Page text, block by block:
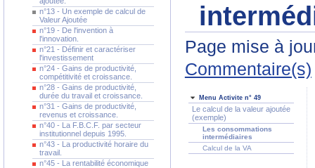
n°13 - Un exemple de calcul de
Valeur Ajoutée
n°19 - De l'invention à
l'innovation.
n°21 - Définir et caractériser
l'investissement
n°24 - Gains de productivité,
compétitivité et croissance.
n°28 - Gains de productivité,
durée du travail et croissance.
n°31 - Gains de productivité,
revenus et croissance.
n°40 - La F.B.C.F. par secteur
institutionnel depuis 1995.
n°43 - La productivité horaire du
travail.
n°45 - La rentabilité économique
Page mise à
Commentaire(s)
Menu Activite n° 49
Le calcul de la valeur ajoutée
(exemple)
Les consommations
intermédiaires
Calcul de la VA